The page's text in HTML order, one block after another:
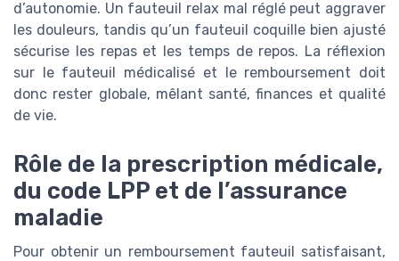
d’autonomie. Un fauteuil relax mal réglé peut aggraver
les douleurs, tandis qu’un fauteuil coquille bien ajusté
sécurise les repas et les temps de repos. La réflexion
sur le fauteuil médicalisé et le remboursement doit
donc rester globale, mêlant santé, finances et qualité
de vie.
Rôle de la prescription médicale,
du code LPP et de l’assurance
maladie
Pour obtenir un remboursement fauteuil satisfaisant,